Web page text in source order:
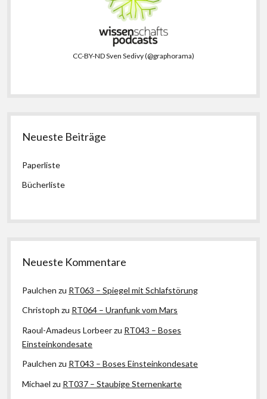
CC-BY-ND Sven Sedivy (@graphorama)
Neueste Beiträge
Paperliste
Bücherliste
Neueste Kommentare
Paulchen zu RT063 – Spiegel mit Schlafstörung
Christoph zu RT064 – Uranfunk vom Mars
Raoul-Amadeus Lorbeerzu RT043 – Boses
Einsteinkondesate
Paulchen zu RT043 – Boses Einsteinkondesate
Michael zu RT037 – Staubige Sternenkarte